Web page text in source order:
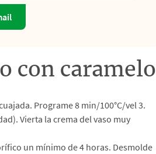
con caramelo
Programe 8 min/100°C/vel 3.
Vierta la crema del vaso muy
un mínimo de 4 horas. Desmolde